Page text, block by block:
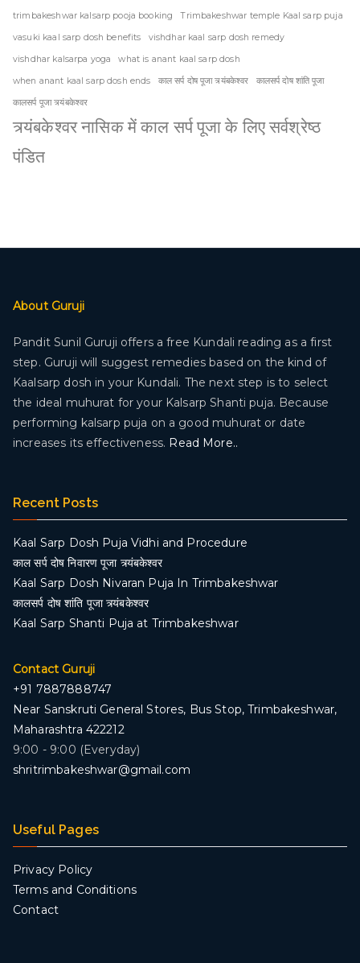
trimbakeshwar kalsarp pooja booking Trimbakeshwar temple Kaal sarp puja
vasuki kaal sarp dosh benefits vishdhar kaal sarp dosh remedy
vishdhar kalsarpa yoga what is anant kaal sarp dosh
when anant kaal sarp dosh ends काल सर्प दोष पूजा त्र्यंबकेश्वर कालसर्प दोष शांति पूजा
कालसर्प पूजा त्र्यंबकेश्वर
त्र्यंबकेश्वर नासिक में काल सर्प पूजा के लिए सर्वश्रेष्ठ
पंडित
About Guruji
Pandit Sunil Guruji offers a free Kundali reading as a first
step. Guruji will suggest remedies based on the kind of
Kaalsarp dosh in your Kundali. The next step is to select
the ideal muhurat for your Kalsarp Shanti puja. Because
performing kalsarp puja on a good muhurat or date
increases its effectiveness. Read More..
Recent Posts
Kaal Sarp Dosh Puja Vidhi and Procedure
काल सर्प दोष निवारण पूजा त्र्यंबकेश्वर
Kaal Sarp Dosh Nivaran Puja In Trimbakeshwar
कालसर्प दोष शांति पूजा त्र्यंबकेश्वर
Kaal Sarp Shanti Puja at Trimbakeshwar
Contact Guruji
+91 7887888747
Near Sanskruti General Stores, Bus Stop, Trimbakeshwar,
Maharashtra 422212
9:00 - 9:00 (Everyday)
shritrimbakeshwar@gmail.com
Useful Pages
Privacy Policy
Terms and Conditions
Contact